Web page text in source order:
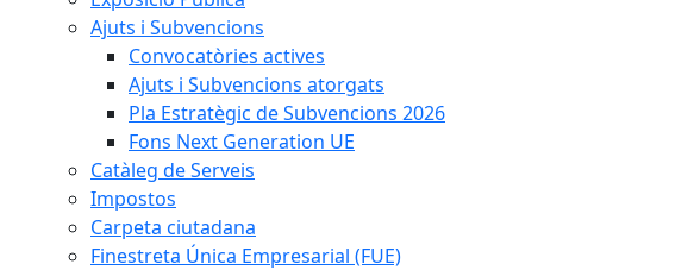
Ajuts i Subvencions
Convocatòries actives
Ajuts i Subvencions atorgats
Pla Estratègic de Subvencions 2026
Fons Next Generation UE
Catàleg de Serveis
Impostos
Carpeta ciutadana
Finestreta Única Empresarial (FUE)